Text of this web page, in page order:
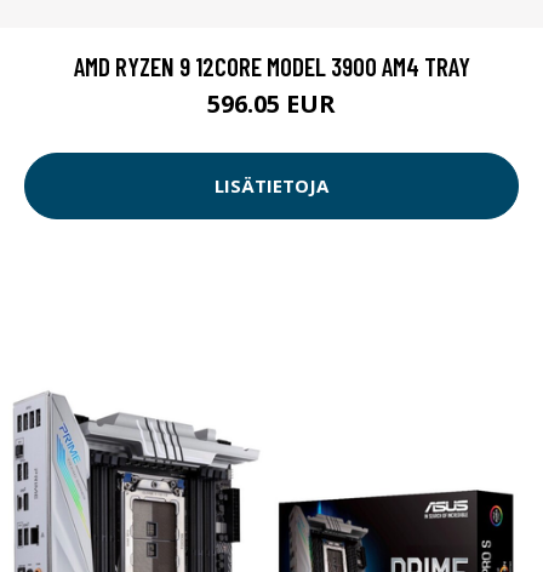
AMD RYZEN 9 12CORE MODEL 3900 AM4 TRAY
596.05 EUR
LISÄTIETOJA